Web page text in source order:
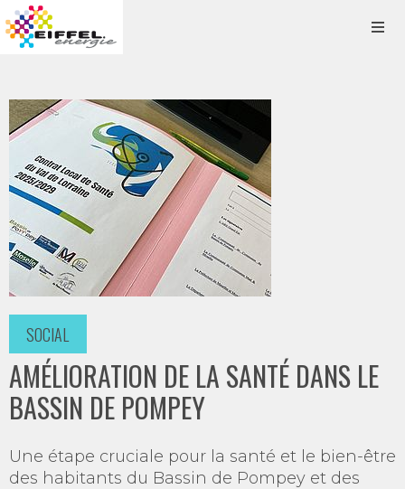
SOCIAL
AMÉLIORATION DE LA SANTÉ DANS LE
BASSIN DE POMPEY
Une étape cruciale pour la santé et le bien-être
des habitants du Bassin de Pompey et des